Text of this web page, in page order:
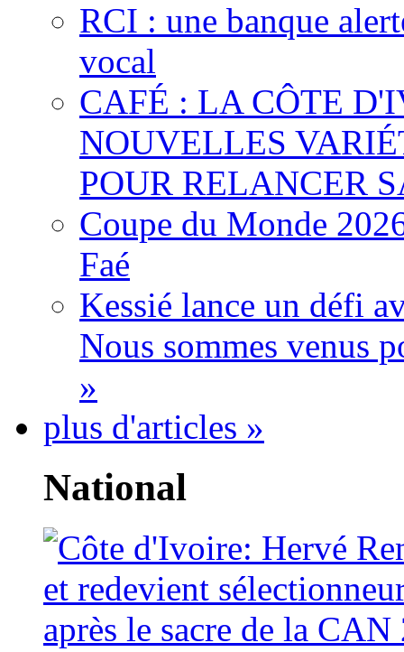
RCI : une banque
vocal
CAFÉ : LA CÔTE
NOUVELLES
POUR RELANCER
Coupe du Monde
Faé
Kessié lance un défi
Nous sommes venus
»
plus d'articles »
National